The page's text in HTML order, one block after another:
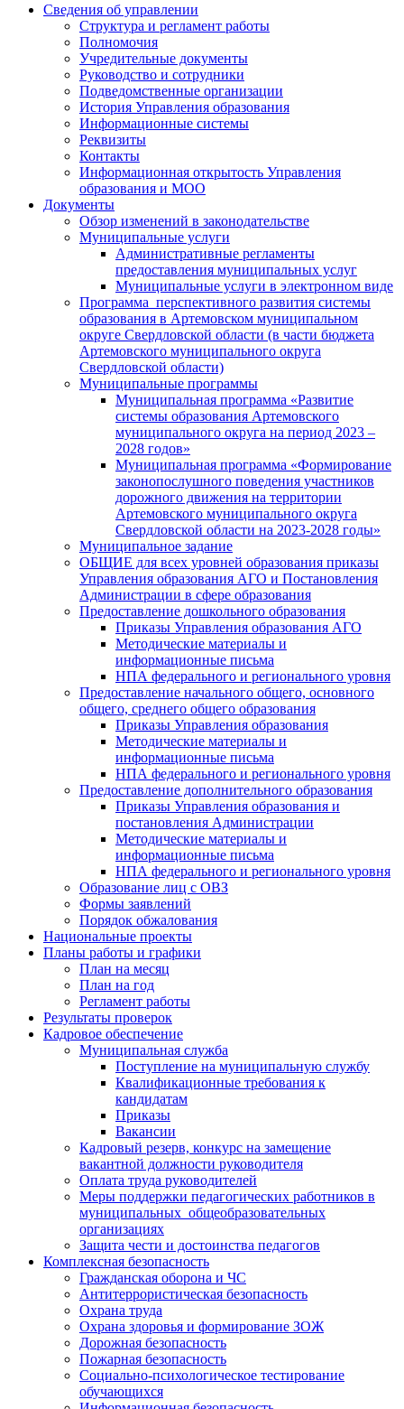
Сведения об управлении
Структура и регламент работы
Полномочия
Учредительные документы
Руководство и сотрудники
Подведомственные организации
История Управления образования
Информационные системы
Реквизиты
Контакты
Информационная открытость Управления
образования и МОО
Документы
Обзор изменений в законодательстве
Муниципальные услуги
Административные регламенты
предоставления муниципальных услуг
Муниципальные услуги в электронном виде
Программа перспективного развития системы
образования в Артемовском муниципальном
округе Свердловской области (в части бюджета
Артемовского муниципального округа
Свердловской области)
Муниципальные программы
Муниципальная программа «Развитие
системы образования Артемовского
муниципального округа на период 2023 –
2028 годов»
Муниципальная программа «Формирование
законопослушного поведения участников
дорожного движения на территории
Артемовского муниципального округа
Свердловской области на 2023-2028 годы»
Муниципальное задание
ОБЩИЕ для всех уровней образования приказы
Управления образования АГО и Постановления
Администрации в сфере образования
Предоставление дошкольного образования
Приказы Управления образования АГО
Методические материалы и
информационные письма
НПА федерального и регионального уровня
Предоставление начального общего, основного
общего, среднего общего образования
Приказы Управления образования
Методические материалы и
информационные письма
НПА федерального и регионального уровня
Предоставление дополнительного образования
Приказы Управления образования и
постановления Администрации
Методические материалы и
информационные письма
НПА федерального и регионального уровня
Образование лиц с ОВЗ
Формы заявлений
Порядок обжалования
Национальные проекты
Планы работы и графики
План на месяц
План на год
Регламент работы
Результаты проверок
Кадровое обеспечение
Муниципальная служба
Поступление на муниципальную службу
Квалификационные требования к
кандидатам
Приказы
Вакансии
Кадровый резерв, конкурс на замещение
вакантной должности руководителя
Оплата труда руководителей
Меры поддержки педагогических работников в
муниципальных общеобразовательных
организациях
Защита чести и достоинства педагогов
Комплексная безопасность
Гражданская оборона и ЧС
Антитеррористическая безопасность
Охрана труда
Охрана здоровья и формирование ЗОЖ
Дорожная безопасность
Пожарная безопасность
Социально-психологическое тестирование
обучающихся